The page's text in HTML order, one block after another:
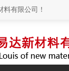
料有限公司！